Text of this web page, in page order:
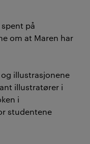
på
om at Maren har
illustrasjonene
illustratører i
i
studentene